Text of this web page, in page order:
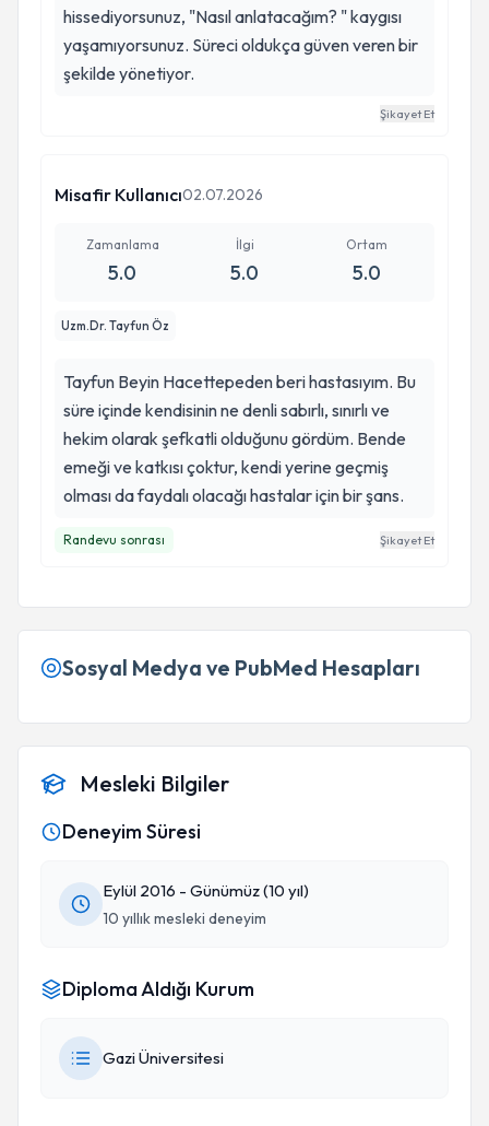
hissediyorsunuz, "Nasıl anlatacağım? " kaygısı
yaşamıyorsunuz. Süreci oldukça güven veren bir
şekilde yönetiyor.
Şikayet Et
Misafir Kullanıcı02.07.2026
Zamanlama
5.0
İlgi
5.0
Ortam
5.0
Uzm.Dr. Tayfun Öz
Tayfun Beyin Hacettepeden beri hastasıyım. Bu
süre içinde kendisinin ne denli sabırlı, sınırlı ve
hekim olarak şefkatli olduğunu gördüm. Bende
emeği ve katkısı çoktur, kendi yerine geçmiş
olması da faydalı olacağı hastalar için bir şans.
Randevu sonrası Şikayet Et
Sosyal Medya ve PubMed Hesapları
Mesleki Bilgiler
Deneyim Süresi
Eylül 2016 - Günümüz (10 yıl)
10 yıllık mesleki deneyim
Diploma Aldığı Kurum
Gazi Üniversitesi